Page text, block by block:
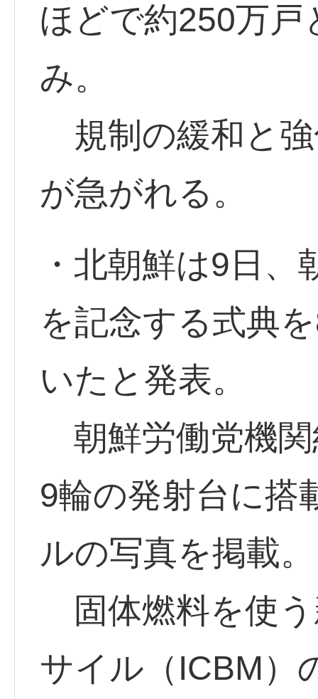
ほどで約250万
み。
規制の緩和と
が急がれる。
・北朝鮮は9日
を記念する式典
いたと発表。
朝鮮労働党機関
9輪の発射台に搭
ルの写真を掲載。
固体燃料を使う
サイル（ICBM）